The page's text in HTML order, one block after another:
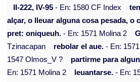
II-222, IV-95 - En: 1580 CF Index
alçar, o lleuar alguna cosa pesada, o
pret: oniqueuh. - En: 1571 Molina 2
Tzinacapan
rebolar el aue. - En:
1547 Olmos_V ?
partirme para
En: 1571 Molina 2
leuantarse. - En: